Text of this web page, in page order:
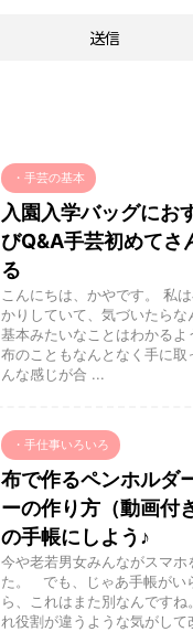
・手芸の基本
入園入学バッグにお
びQ&A手芸初めてさ
る
こんにちは、かやです。 私
かりしていて、気づいたら
基本みたいなことはわかるよ
布のこともなんとなく手に取
んな感じが合 ...
・手仕事いろいろ
布で作るペンホルダ
ーの作り方（動画付
の手帳にしよう♪
今や老若男女みんながスマホ
た。 でも、じゃあ手帳がい
ら、これはまた別なんです
れ役割が違うような気がし